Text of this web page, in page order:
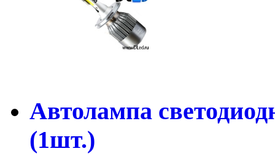
Автолампа
(1шт.)